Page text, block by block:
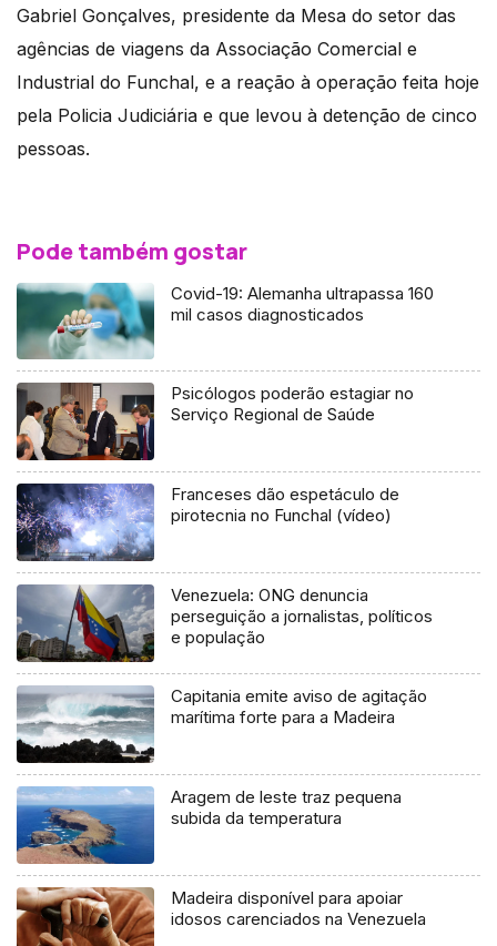
Gabriel Gonçalves, presidente da Mesa do setor das
agências de viagens da Associação Comercial e
Industrial do Funchal, e a reação à operação feita hoje
pela Policia Judiciária e que levou à detenção de cinco
pessoas.
Pode também gostar
Covid-19: Alemanha ultrapassa 160
mil casos diagnosticados
Psicólogos poderão estagiar no
Serviço Regional de Saúde
Franceses dão espetáculo de
pirotecnia no Funchal (vídeo)
Venezuela: ONG denuncia
perseguição a jornalistas, políticos
e população
Capitania emite aviso de agitação
marítima forte para a Madeira
Aragem de leste traz pequena
subida da temperatura
Madeira disponível para apoiar
idosos carenciados na Venezuela